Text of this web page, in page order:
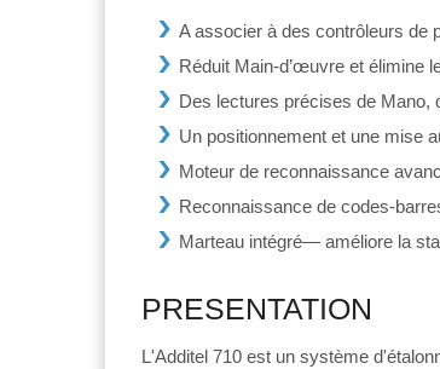
A associer à des contrôleurs de
Réduit Main-d’œuvre et élimine
Des lectures précises de Mano,
Un positionnement et une mise
Moteur de reconnaissance
Reconnaissance de codes-
Marteau intégré— améliore la
PRESENTATION
L'Additel 710 est un système